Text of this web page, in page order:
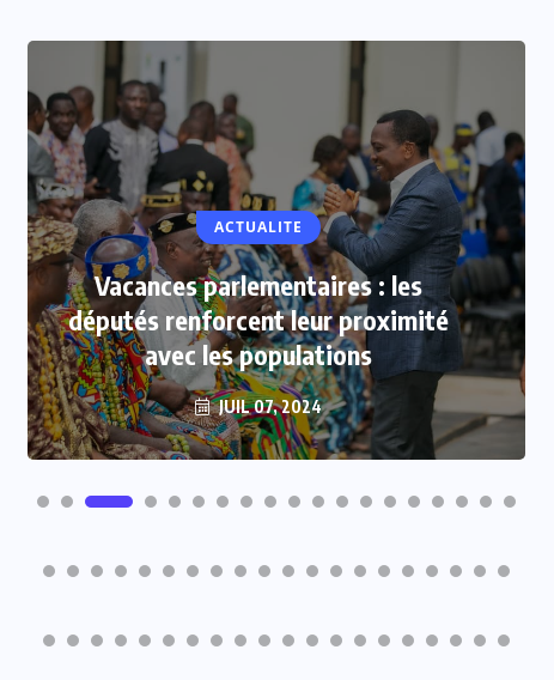
ACTUALITE
Vacances parlementaires : les
députés renforcent leur proximité
avec les populations
JUIL 07, 2024